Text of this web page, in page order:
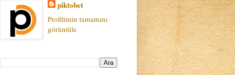
piktobet
Profilimin tamamını
görüntüle